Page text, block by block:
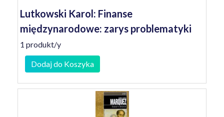
Lutkowski Karol: Finanse
międzynarodowe: zarys problematyki
1 produkt/y
Dodaj do Koszyka